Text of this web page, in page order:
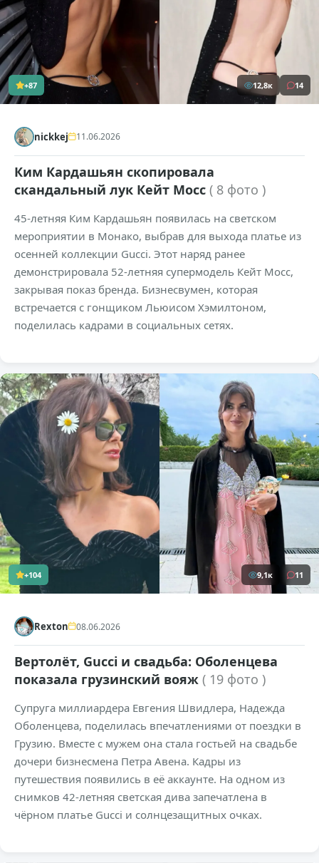
+87 12,8к 14
nickkej 11.06.2026
Ким Кардашьян скопировала
скандальный лук Кейт Мосс ( 8 фото )
45-летняя Ким Кардашьян появилась на светском
мероприятии в Монако, выбрав для выхода платье из
осенней коллекции Gucci. Этот наряд ранее
демонстрировала 52-летняя супермодель Кейт Мосс,
закрывая показ бренда. Бизнесвумен, которая
встречается с гонщиком Льюисом Хэмилтоном,
поделилась кадрами в социальных сетях.
+104 9,1к 11
Rexton 08.06.2026
Вертолёт, Gucci и свадьба: Оболенцева
показала грузинский вояж ( 19 фото )
Супруга миллиардера Евгения Швидлера, Надежда
Оболенцева, поделилась впечатлениями от поездки в
Грузию. Вместе с мужем она стала гостьей на свадьбе
дочери бизнесмена Петра Авена. Кадры из
путешествия появились в её аккаунте. На одном из
снимков 42-летняя светская дива запечатлена в
чёрном платье Gucci и солнцезащитных очках.